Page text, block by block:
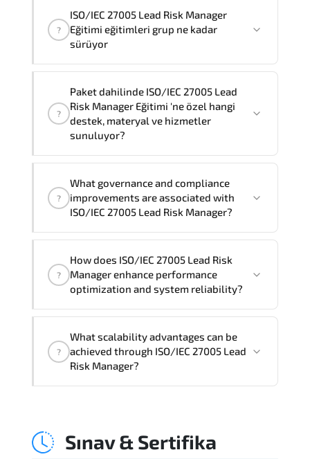
memnuniyet duyar.
eğitmenlerimiz bu eğitimi
şirketinizde
yerinde
Özelleştirilmiş eğitim formatları ve
fiyatlama için Müşteri Temsilciniz ile
iletişime geçebilirsiniz.
?
ISO/IEC 27005 Lead Risk Manager
Eğitimi eğitimleri grup ne kadar
sürüyor
Eğitimi
" eğitimlerimiz grup eğitimi olarak
5gün sürmektedir.
?
Paket dahilinde ISO/IEC 27005 Lead
Risk Manager Eğitimi 'ne özel hangi
destek, materyal ve hizmetler
sunuluyor?
paket içeriği şunları kapsar:
Resmi eğitim materyalleri, Eğitmen
uygulamalar, Eğitim sonrası 1 ay soru desteği
?
What governance and compliance
improvements are associated with
ISO/IEC 27005 Lead Risk Manager?
reinforces structured policy
frameworks. audit traceability.
control implementation.
?
How does ISO/IEC 27005 Lead Risk
Manager enhance performance
optimization and system reliability?
promotes stability engineering.
proactive monitoring. structured
?
What scalability advantages can be
achieved through ISO/IEC 27005 Lead
Risk Manager?
maturity. policy-driven scaling. and
Sınav & Sertifika